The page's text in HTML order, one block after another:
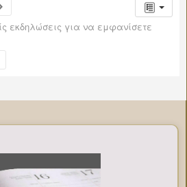
εκδηλώσεις για να εμφανίσετε